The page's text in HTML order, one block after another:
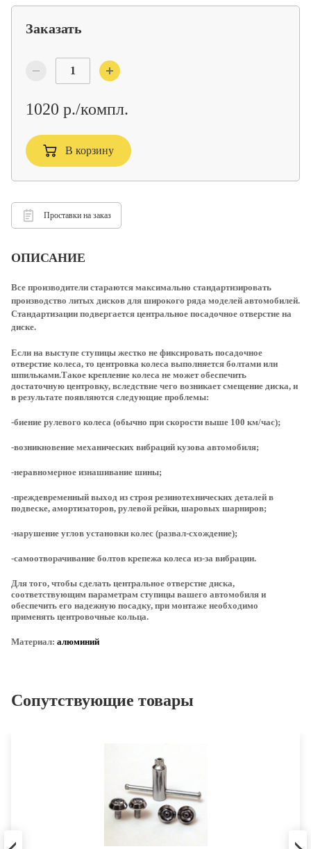
Заказать
1020 р./компл.
В корзину
Проставки на заказ
ОПИСАНИЕ
Все производители стараются максимально стандартизировать
производство литых дисков для широкого ряда моделей автомобилей.
Стандартизации подвергается центральное посадочное отверстие на
диске.
Если на выступе ступицы жестко не фиксировать посадочное
отверстие колеса, то центровка колеса выполняется болтами или
шпильками.Такое крепление колеса не может обеспечить
достаточную центровку, вследствие чего возникает смещение диска, и
в результате появляются следующие проблемы:
-биение рулевого колеса (обычно при скорости выше 100 км/час);
-возникновение механических вибраций кузова автомобиля;
-неравномерное изнашивание шины;
-преждевременный выход из строя резинотехнических деталей в
подвеске, амортизаторов, рулевой рейки, шаровых шарниров;
-нарушение углов установки колес (развал-схождение);
-самоотворачивание болтов крепежа колеса из-за вибрации.
Для того, чтобы сделать центральное отверстие диска,
соответствующим параметрам ступицы вашего автомобиля и
обеспечить его надежную посадку, при монтаже необходимо
применять центровочные кольца.
Материал: алюминий
Сопутствующие товары